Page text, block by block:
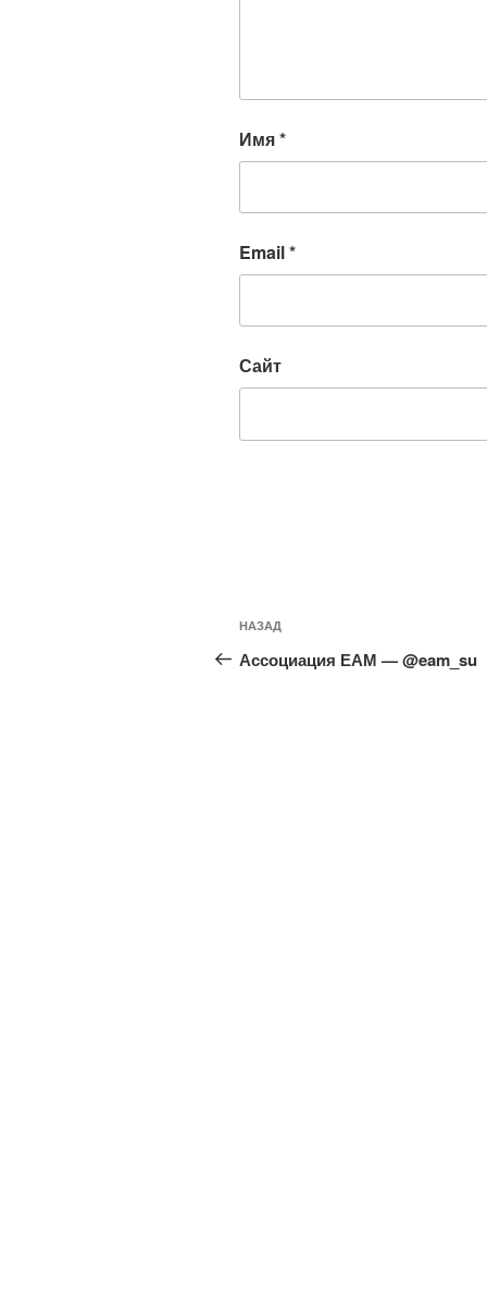
Имя*
Email*
Сайт
Навигация
по
записям
Предыдущая
запись:
НАЗАД
Ассоциация ЕАМ — @eam_su